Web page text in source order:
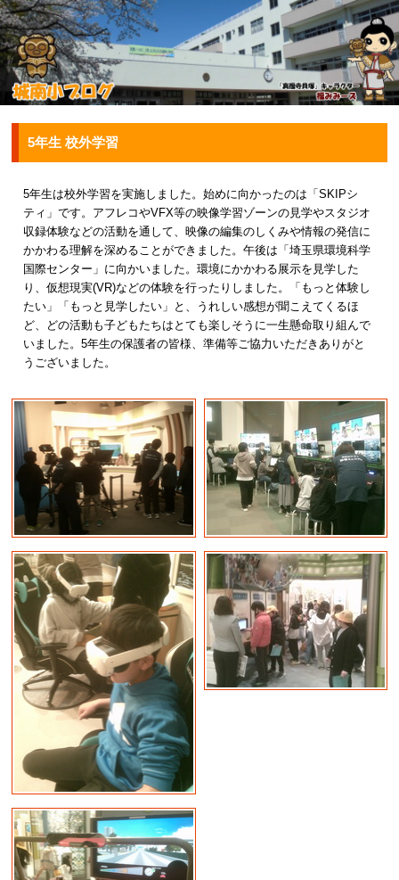
5年生 校外学習
5年生は校外学習を実施しました。始めに向かったのは「SKIPシ
ティ」です。アフレコやVFX等の映像学習ゾーンの見学やスタジオ
収録体験などの活動を通して、映像の編集のしくみや情報の発信に
かかわる理解を深めることができました。午後は「埼玉県環境科学
国際センター」に向かいました。環境にかかわる展示を見学した
り、仮想現実(VR)などの体験を行ったりしました。「もっと体験し
たい」「もっと見学したい」と、うれしい感想が聞こえてくるほ
ど、どの活動も子どもたちはとても楽しそうに一生懸命取り組んで
いました。5年生の保護者の皆様、準備等ご協力いただきありがと
うございました。